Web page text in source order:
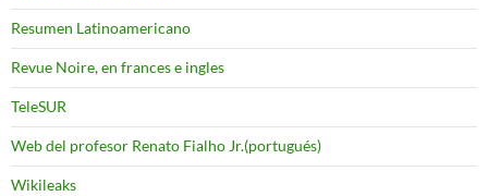
Resumen Latinoamericano
Revue Noire, en frances e ingles
TeleSUR
Web del profesor Renato Fialho Jr.(portugués)
Wikileaks